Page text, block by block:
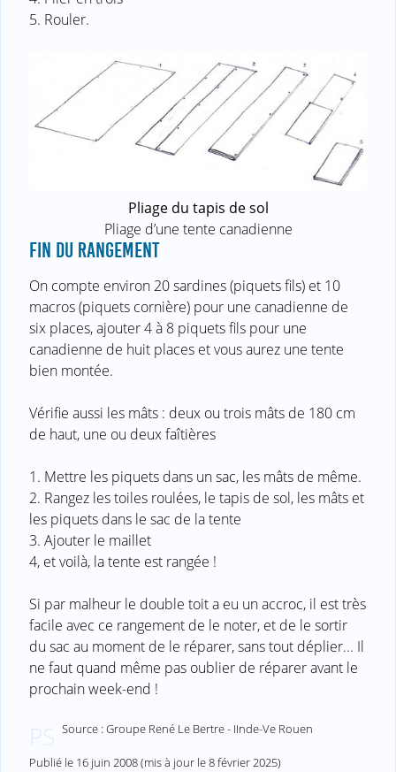
5. Rouler.
Pliage du tapis de sol
Pliage d’une tente canadienne
FIN DU RANGEMENT
On compte environ 20 sardines (piquets fils) et 10
macros (piquets cornière) pour une canadienne de
six places, ajouter 4 à 8 piquets fils pour une
canadienne de huit places et vous aurez une tente
bien montée.
Vérifie aussi les mâts : deux ou trois mâts de 180 cm
de haut, une ou deux faîtières
1. Mettre les piquets dans un sac, les mâts de même.
2. Rangez les toiles roulées, le tapis de sol, les mâts et
les piquets dans le sac de la tente
3. Ajouter le maillet
4, et voilà, la tente est rangée !
Si par malheur le double toit a eu un accroc, il est très
facile avec ce rangement de le noter, et de le sortir
du sac au moment de le réparer, sans tout déplier... Il
ne faut quand même pas oublier de réparer avant le
prochain week-end !
PS Source : Groupe René Le Bertre - IInde-Ve Rouen
Publié le 16 juin 2008(mis à jour le8 février 2025)